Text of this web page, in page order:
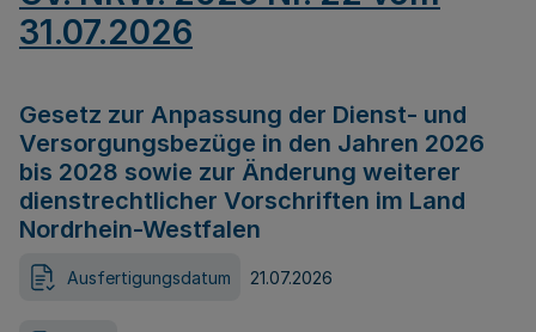
31.07.2026
Gesetz zur Anpassung der Dienst- und
Versorgungsbezüge in den Jahren 2026
bis 2028 sowie zur Änderung weiterer
dienstrechtlicher Vorschriften im Land
Nordrhein-Westfalen
Ausfertigungsdatum 21.07.2026